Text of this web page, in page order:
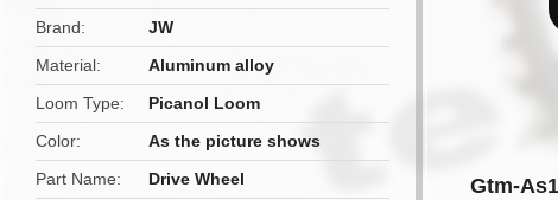
Brand
JW
Material
Aluminum alloy
Loom Type
Picanol Loom
Color
As the picture shows
Part Name
Drive Wheel
Gtm-